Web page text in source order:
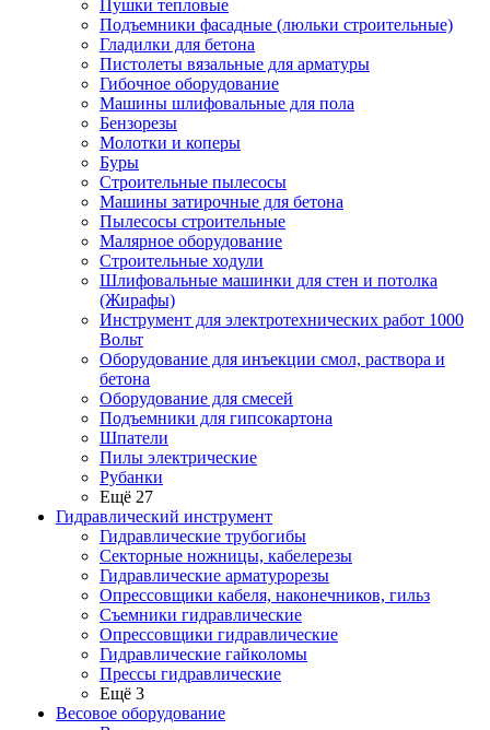
Пушки тепловые
Подъемники фасадные (люльки строительные)
Гладилки для бетона
Пистолеты вязальные для арматуры
Гибочное оборудование
Машины шлифовальные для пола
Бензорезы
Молотки и коперы
Буры
Строительные пылесосы
Машины затирочные для бетона
Пылесосы строительные
Малярное оборудование
Строительные ходули
Шлифовальные машинки для стен и потолка
(Жирафы)
Инструмент для электротехнических работ 1000
Вольт
Оборудование для инъекции смол, раствора и
бетона
Оборудование для смесей
Подъемники для гипсокартона
Шпатели
Пилы электрические
Рубанки
Ещё 27
Гидравлический инструмент
Гидравлические трубогибы
Секторные ножницы, кабелерезы
Гидравлические арматурорезы
Опрессовщики кабеля, наконечников, гильз
Съемники гидравлические
Опрессовщики гидравлические
Гидравлические гайколомы
Прессы гидравлические
Ещё 3
Весовое оборудование